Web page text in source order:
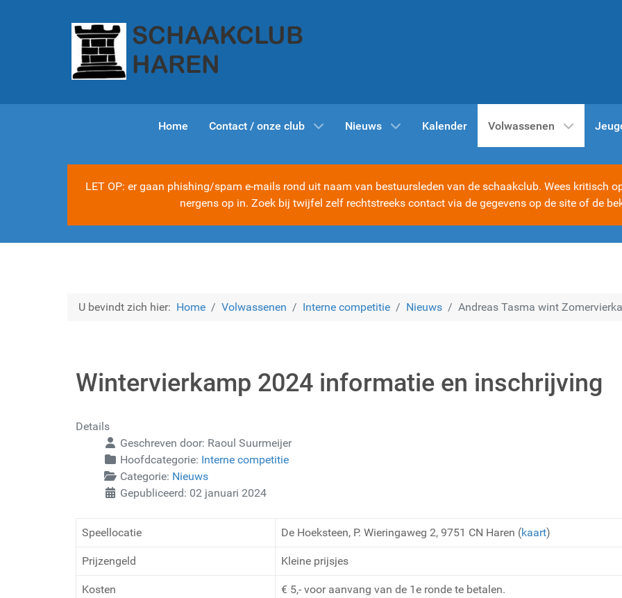
Home Contact / onze club Nieuws Kalender Volwassenen
LET OP: er gaan phishing/spam e-mails rond uit naam van bestuursleden van de schaakclub. Wees kritisch
nergens op in. Zoek bij twijfel zelf rechtstreeks contact via de gegevens op de site of de
U bevindt zich hier: Home Volwassenen Interne competitie Nieuws Andreas Tasma wint
Wintervierkamp 2024 informatie en inschrijving
Details
Geschreven door: Raoul Suurmeijer
Hoofdcategorie: Interne competitie
Categorie: Nieuws
Gepubliceerd: 02 januari 2024
Speellocatie De Hoeksteen, P. Wieringaweg 2, 9751 CN Haren (kaart)
Prijzengeld Kleine prijsjes
Kosten € 5,- voor aanvang van de 1e ronde te betalen.